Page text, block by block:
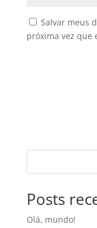
Salvar meus
próxima vez que
Posts
Olá, mundo!